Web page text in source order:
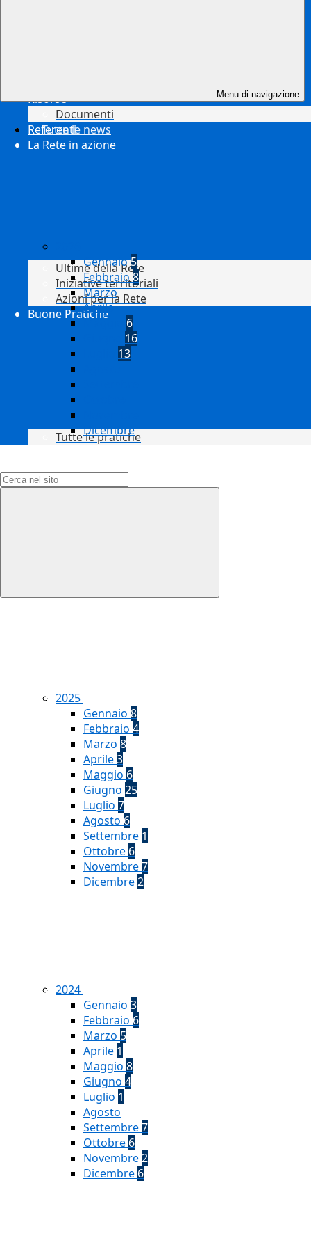
Risorse
Documenti
Referenti
La Rete in azione
Ultime della Rete
Iniziative territoriali
Azioni per la Rete
Buone Pratiche
Tutte le pratiche
Menu di navigazione
Tutte le news
Gennaio5
Febbraio8
Marzo
Aprile
Maggio 6
16
13
Dicembre
2025
Gennaio 8
Febbraio 4
Marzo 8
Aprile3
Maggio 6
Giugno 25
Luglio 7
Agosto 6
Settembre 1
Ottobre 6
Novembre7
Dicembre2
2024
Gennaio 3
Febbraio 6
Marzo 5
Aprile 1
Maggio 8
Giugno 4
Luglio 1
Agosto
Settembre7
Ottobre 6
Novembre2
Dicembre 6